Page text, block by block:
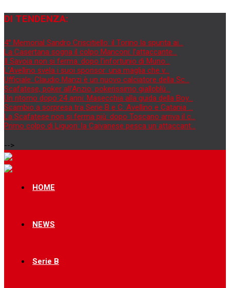
DI TENDENZA:
4° Memorial Sandro Criscitiello: il Torino la spunta ai...
La Casertana sogna il colpo Manconi: l’attaccante...
Il Savoia non si ferma: dopo l’infortunio di Muno...
L’Avellino svela i suoi sponsor: una maglia che v...
Ufficiale: Claudio Manzi è un nuovo calciatore della Sc...
Scafatese, poker all’Anzio: pokerissimo gialloblù...
Un ritorno dopo 24 anni: Masecchia alla guida della Boy...
Scambio a sorpresa tra Serie B e C: Avellino e Catania ...
La Scafatese non si ferma più: dopo Toscano arriva il c...
Primo colpo di Liguori: la Caivanese pesca un attaccant...
-->
HOME
NEWS
Serie B